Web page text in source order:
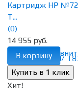
избранное
Картридж HP
T...
(0)
14 955 руб.
В корзину
Хит!